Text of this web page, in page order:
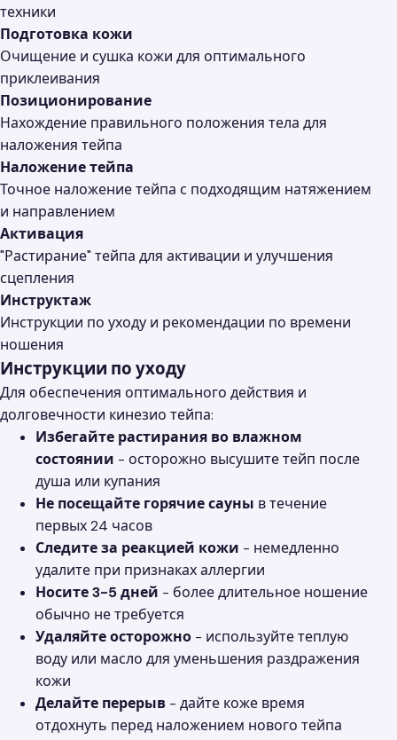
техники
Подготовка кожи
Очищение и сушка кожи для оптимального
приклеивания
Позиционирование
Нахождение правильного положения тела для
наложения тейпа
Наложение тейпа
Точное наложение тейпа с подходящим натяжением
и направлением
Активация
"Растирание" тейпа для активации и улучшения
сцепления
Инструктаж
Инструкции по уходу и рекомендации по времени
ношения
Инструкции по уходу
Для обеспечения оптимального действия и
долговечности кинезио тейпа:
Избегайте растирания во влажном
состоянии - осторожно высушите тейп после
душа или купания
Не посещайте горячие сауны в течение
первых 24 часов
Следите за реакцией кожи - немедленно
удалите при признаках аллергии
Носите 3-5 дней - более длительное ношение
обычно не требуется
Удаляйте осторожно - используйте теплую
воду или масло для уменьшения раздражения
кожи
Делайте перерыв - дайте коже время
отдохнуть перед наложением нового тейпа